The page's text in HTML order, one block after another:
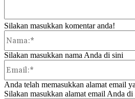
Silakan masukkan komentar anda!
Silakan masukkan nama Anda di sini
Anda telah memasukkan alamat email
Silakan masukkan alamat email Anda di